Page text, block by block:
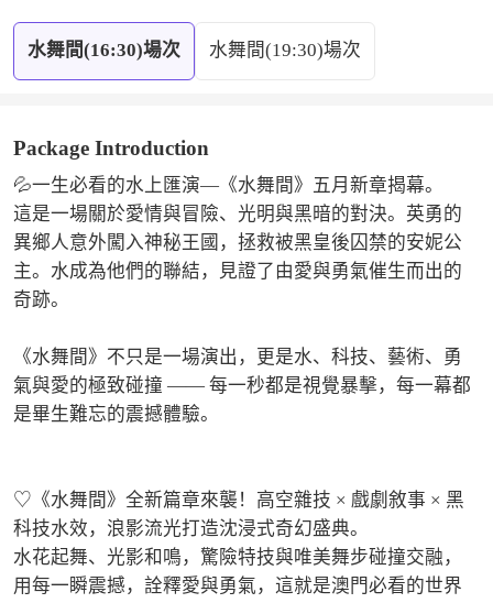
水舞間(16:30)場次 水舞間(19:30)場次
Package Introduction
💦一生必看的水上匯演—《水舞間》五月新章揭幕。
這是一場關於愛情與冒險、光明與黑暗的對決。英勇的
異鄉人意外闖入神秘王國，拯救被黑皇後囚禁的安妮公
主。水成為他們的聯結，見證了由愛與勇氣催生而出的
奇跡。
《水舞間》不只是一場演出，更是水、科技、藝術、勇
氣與愛的極致碰撞 —— 每一秒都是視覺暴擊，每一幕都
是畢生難忘的震撼體驗。
♡《水舞間》全新篇章來襲！高空雜技 × 戲劇敘事 × 黑
科技水效，浪影流光打造沈浸式奇幻盛典。
水花起舞、光影和鳴，驚險特技與唯美舞步碰撞交融，
用每一瞬震撼，詮釋愛與勇氣，這就是澳門必看的世界